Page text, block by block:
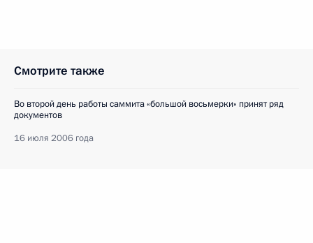
Смотрите также
Во второй день работы саммита «большой восьмерки» принят ряд
документов
16 июля 2006 года